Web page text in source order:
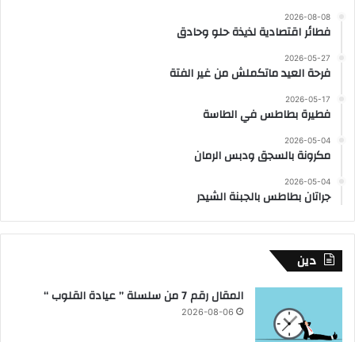
2026-08-08
فطائر اقتصادية لذيذة حلو وحادق
2026-05-27
فرحة العيد ماتكملش من غير الفتة
2026-05-17
فطيرة بطاطس في الطاسة
2026-05-04
مكرونة بالسجق ودبس الرمان
2026-05-04
جراتان بطاطس بالجبنة الشيدر
دين
المقال رقم 7 من سلسلة ” عيادة القلوب “
2026-08-06